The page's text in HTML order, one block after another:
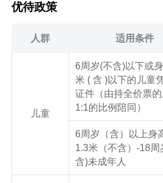
优待政策
人群 适用条件
儿童
6周岁(不含)以下或
米 ( 含 )以下的儿童
证件（由持全价票
1:1的比例陪同）
6周岁（含）以上身
1.3米（不含）-18周
含)未成年人